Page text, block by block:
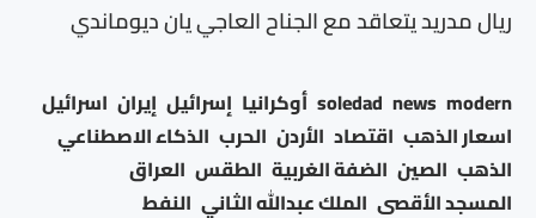
ريال مدريد يتعاقد مع الجناح العاجي يان ديوماندي
modern
news
soledad أوكرانيا إسرائيل إيران اسرائيل
اسعار الذهب اقتصاد الأردن الحرب الذكاء الاصطناعي
الذهب الصين الضفة الغربية الطقس العراق
المسجد الأقصى الملك عبدالله الثاني النفط